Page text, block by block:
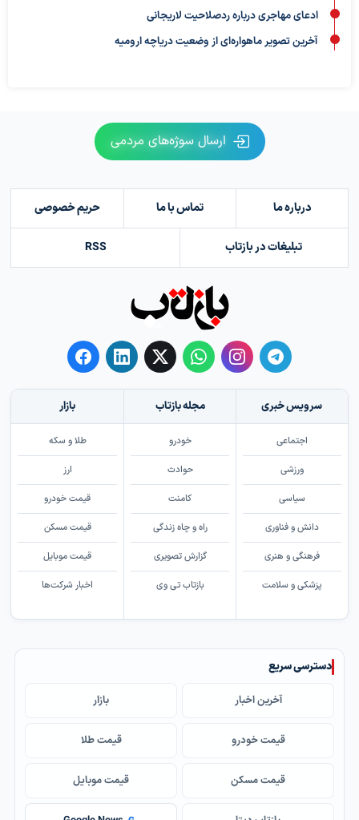
ادعای مهاجری درباره ردصلاحیت لاریجانی
آخرین تصویر ماهواره‌ای از وضعیت دریاچه ارومیه
ارسال سوژه‌های مردمی
درباره ما تماس با ما حریم خصوصی
تبلیغات در بازتاب RSS
سرویس خبری
اجتماعی
ورزشی
سیاسی
دانش و فناوری
فرهنگی و هنری
پزشکی و سلامت
مجله بازتاب
خودرو
حوادث
کامنت
راه و چاه زندگی
گزارش تصویری
بازتاب تی وی
بازار
طلا و سکه
ارز
قیمت خودرو
قیمت مسکن
قیمت موبایل
اخبار شرکت‌ها
دسترسی سریع
آخرین اخبار بازار
قیمت خودرو قیمت طلا
قیمت مسکن قیمت موبایل